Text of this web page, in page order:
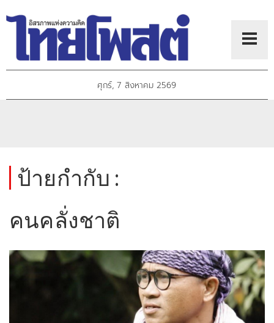
ศุกร์, 7 สิงหาคม 2569
ป้ายกำกับ :
คนคลั่งชาติ